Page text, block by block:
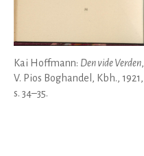
Kai Hoffmann: Den vide Verden,
V. Pios Boghandel, Kbh., 1921,
s. 34–35.